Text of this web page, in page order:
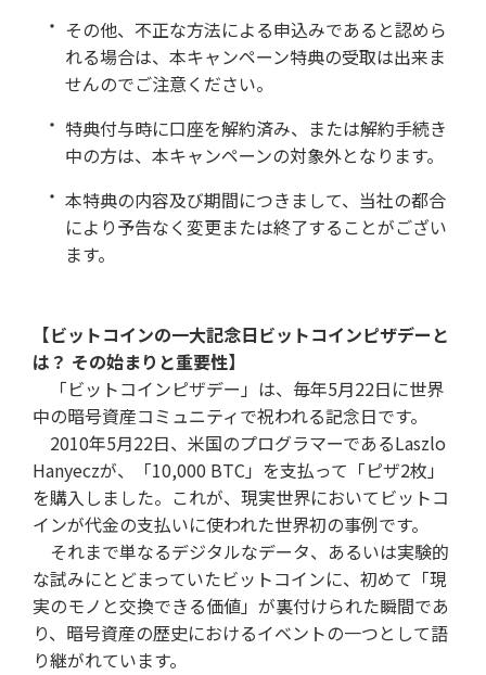
その他、不正な方法による申込みであると認めら
れる場合は、本キャンペーン特典の受取は出来ま
せんのでご注意ください。
特典付与時に口座を解約済み、または解約手続き
中の方は、本キャンペーンの対象外となります。
本特典の内容及び期間につきまして、当社の都合
により予告なく変更または終了することがござい
ます。
【ビットコインの一大記念日ビットコインピザデーと
は？ その始まりと重要性】
「ビットコインピザデー」は、毎年5月22日に世界
中の暗号資産コミュニティで祝われる記念日です。
2010年5月22日、米国のプログラマーであるLaszlo
Hanyeczが、「10,000 BTC」を支払って「ピザ2枚」
を購入しました。これが、現実世界においてビットコ
インが代金の支払いに使われた世界初の事例です。
それまで単なるデジタルなデータ、あるいは実験的
な試みにとどまっていたビットコインに、初めて「現
実のモノと交換できる価値」が裏付けられた瞬間であ
り、暗号資産の歴史におけるイベントの一つとして語
り継がれています。